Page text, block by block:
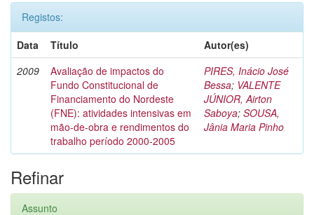
Registos:
Data
Título
Autor(es)
2009
Avaliação de impactos do
Fundo Constitucional de
Financiamento do Nordeste
(FNE): atividades intensivas em
mão-de-obra e rendimentos do
trabalho período 2000-2005
PIRES, Inácio José
Bessa; VALENTE
JÚNIOR, Airton
Saboya; SOUSA,
Jânia Maria Pinho
Refinar
Assunto